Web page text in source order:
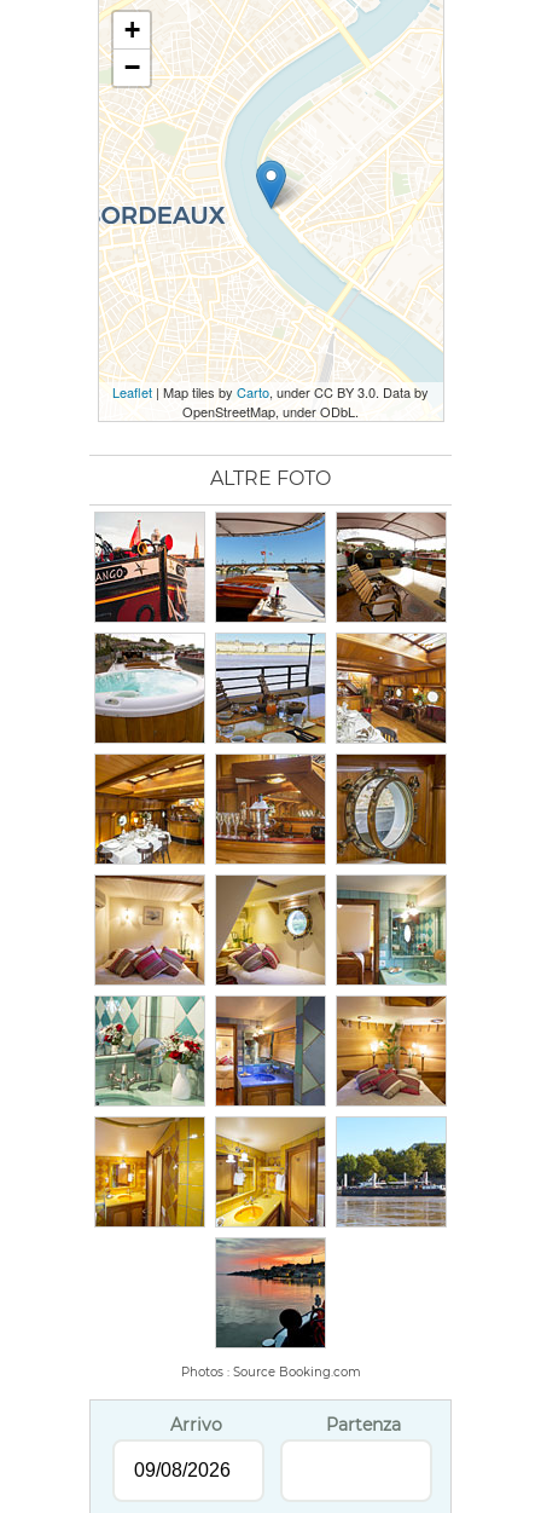
+
−
Leaflet | Map tiles by Carto, under CC BY 3.0. Data by
OpenStreetMap, under ODbL.
ALTRE FOTO
Photos : Source Booking.com
Arrivo Partenza